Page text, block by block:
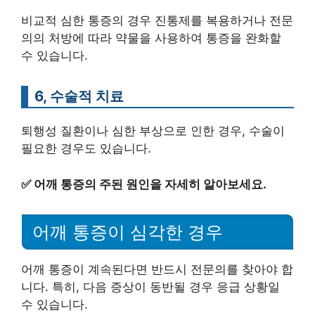
비교적 심한 통증의 경우 진통제를 복용하거나 전문
의의 처방에 따라 약물을 사용하여 통증을 완화할
수 있습니다.
6, 수술적 치료
퇴행성 질환이나 심한 부상으로 인한 경우, 수술이
필요한 경우도 있습니다.
✅ 어깨 통증의 주된 원인을 자세히 알아보세요.
어깨 통증이 심각한 경우
어깨 통증이 계속된다면 반드시 전문의를 찾아야 합
니다. 특히, 다음 증상이 동반될 경우 응급 상황일
수 있습니다.